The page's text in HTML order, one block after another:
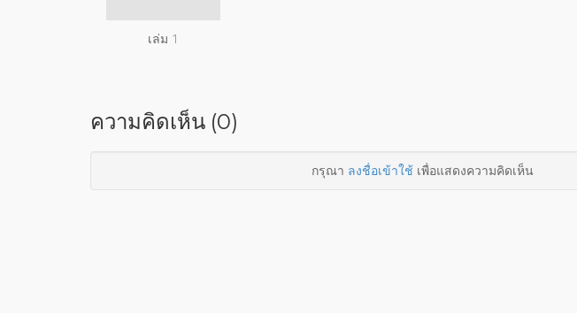
เล่ม 1
ความคิดเห็น (0)
กรุณา ลงชื่อเข้าใช้เพื่อแสดงความคิดเห็น